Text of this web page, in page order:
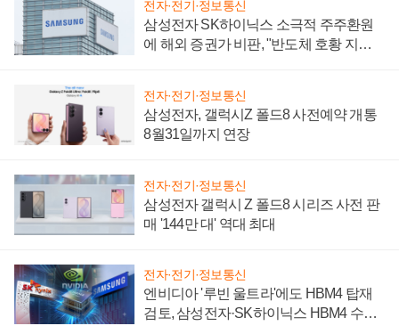
전자·전기·정보통신
삼성전자 SK하이닉스 소극적 주주환원
에 해외 증권가 비판, "반도체 호황 지속
전자·전기·정보통신
삼성전자, 갤럭시Z 폴드8 사전예약 개통
8월31일까지 연장
전자·전기·정보통신
삼성전자 갤럭시 Z 폴드8 시리즈 사전 판
매 '144만 대' 역대 최대
전자·전기·정보통신
엔비디아 '루빈 울트라'에도 HBM4 탑재
검토, 삼성전자·SK하이닉스 HBM4 수율